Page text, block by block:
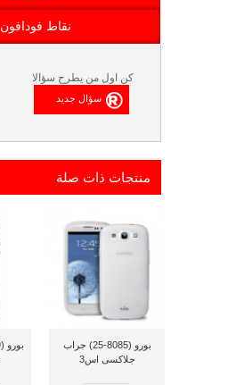
نقاط فودافون
كن اول من يطرح سؤالا
منتجات ذات صلة
بورو (8085-25) جراب
جلاكسى اس3